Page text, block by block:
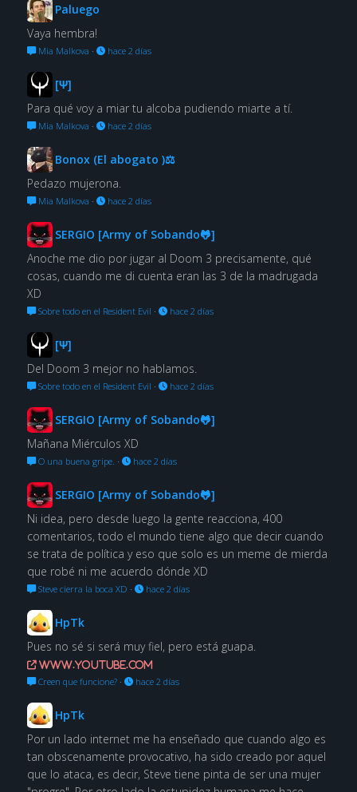
Paluego
Vaya hembra!
Mia Malkova · hace 2 días
[Ψ]
Para qué voy a miar tu alcoba pudiendo miarte a tí.
Mia Malkova · hace 2 días
Bonox (El abogato )⚖
Pedazo mujerona.
Mia Malkova · hace 2 días
SERGIO [Army of Sobando🐸]
Anoche me dio por jugar al Doom 3 precisamente, qué
cosas, cuando me di cuenta eran las 3 de la madrugada
XD
Sobre todo en el Resident Evil · hace 2 días
[Ψ]
Del Doom 3 mejor no hablamos.
Sobre todo en el Resident Evil · hace 2 días
SERGIO [Army of Sobando🐸]
Mañana Miérculos XD
O una buena gripe. · hace 2 días
SERGIO [Army of Sobando🐸]
Ni idea, pero desde luego la gente reacciona, 400
comentarios, todo el mundo tiene algo que decir cuando
se trata de política y eso que solo es un meme de mierda
que robé ni me acuerdo dónde XD
Steve cierra la boca XD · hace 2 días
HpTk
Pues no sé si será muy fiel, pero está guapa.
www.youtube.com
Creen que funcione?· hace 2 días
HpTk
Por un lado internet me ha enseñado que cuando algo es
tan obscenamente provocativo, ha sido creado por aquel
que lo ataca, es decir, Steve tiene pinta de ser una mujer